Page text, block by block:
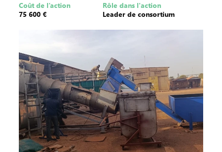
Coût de l’action
75 600 €
Rôle dans l'action
Leader de consortium